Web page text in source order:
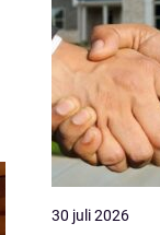
30 juli 2026